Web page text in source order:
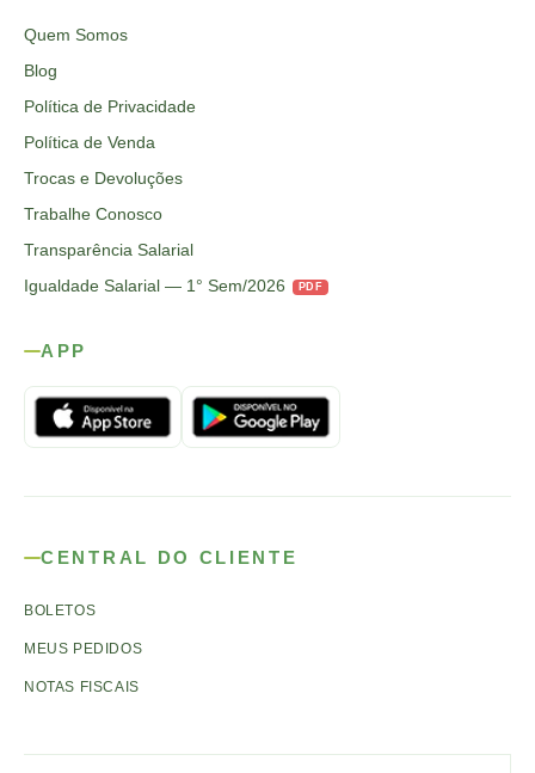
Quem Somos
Blog
Política de Privacidade
Política de Venda
Trocas e Devoluções
Trabalhe Conosco
Transparência Salarial
Igualdade Salarial — 1° Sem/2026
PDF
APP
CENTRAL DO CLIENTE
BOLETOS
MEUS PEDIDOS
NOTAS FISCAIS